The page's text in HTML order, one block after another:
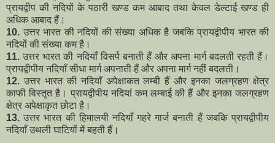
प्रायद्वीप की नदियों के पठारी खण्ड कम आबाद तथा केवल डेल्टाई खण्ड ही
अधिक आबाद हैं।
10. उत्तर भारत की नदियों की संख्या अधिक है जबकि प्रायद्वीपीय भारत की
नदियों की संख्या कम है।
11. उत्तर भारत की नदियाँ विसर्प बनाती हैं और अपना मार्ग बदलती रहती हैं।
प्रायद्वीपीय नदियाँ सीधा मार्ग अपनाती हैं और अपना मार्ग नहीं बदलती।
12. उत्तर भारत की नदियाँ अपेक्षाकत लम्बी हैं और इनका जलग्रहण क्षेत्र
काफी विस्तृत है। प्रायद्वीपीय नदियां कम लम्बाई की हैं और इनका जलग्रहण
क्षेत्र अपेक्षाकृत छोटा है।
13. उत्तर भारत की हिमालयी नदियाँ गहरे गार्ज बनाती हैं जबकि प्रायद्वीपीय
नदियाँ उथली घाटियों में बहती हैं।